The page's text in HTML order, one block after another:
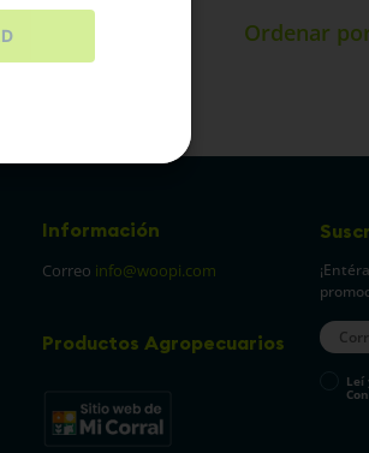
Ordenar
Información
Correo info@woopi.com
Productos Agropecuarios
Leí